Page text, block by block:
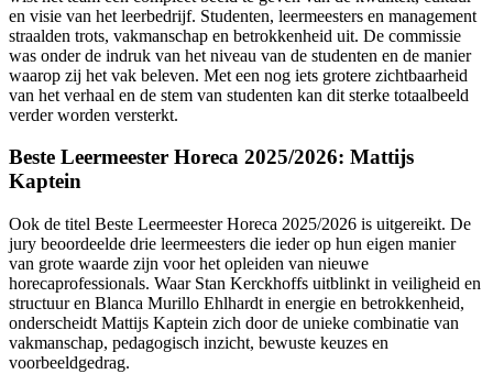
en visie van het leerbedrijf. Studenten, leermeesters en management
straalden trots, vakmanschap en betrokkenheid uit. De commissie
was onder de indruk van het niveau van de studenten en de manier
waarop zij het vak beleven. Met een nog iets grotere zichtbaarheid
van het verhaal en de stem van studenten kan dit sterke totaalbeeld
verder worden versterkt.
Beste Leermeester Horeca 2025/2026: Mattijs
Kaptein
Ook de titel Beste Leermeester Horeca 2025/2026 is uitgereikt. De
jury beoordeelde drie leermeesters die ieder op hun eigen manier
van grote waarde zijn voor het opleiden van nieuwe
horecaprofessionals. Waar Stan Kerckhoffs uitblinkt in veiligheid en
structuur en Blanca Murillo Ehlhardt in energie en betrokkenheid,
onderscheidt Mattijs Kaptein zich door de unieke combinatie van
vakmanschap, pedagogisch inzicht, bewuste keuzes en
voorbeeldgedrag.